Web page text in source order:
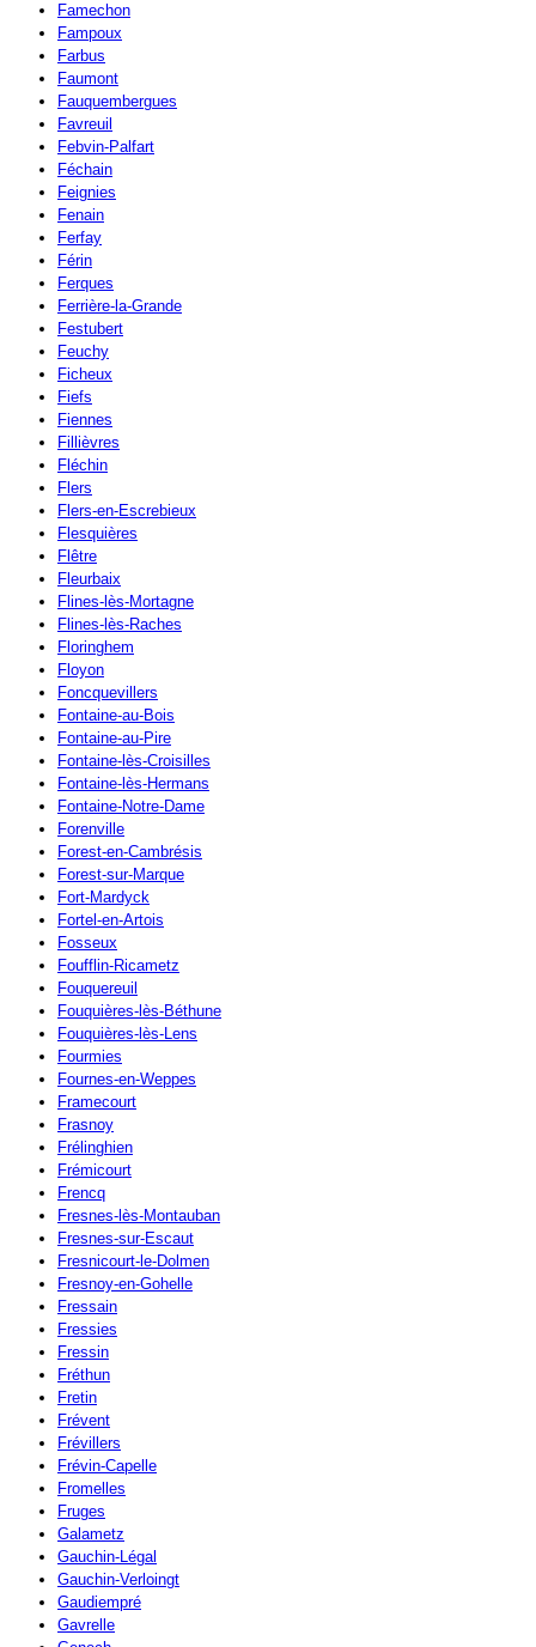
Famechon
Fampoux
Farbus
Faumont
Fauquembergues
Favreuil
Febvin-Palfart
Féchain
Feignies
Fenain
Ferfay
Férin
Ferques
Ferrière-la-Grande
Festubert
Feuchy
Ficheux
Fiefs
Fiennes
Fillièvres
Fléchin
Flers
Flers-en-Escrebieux
Flesquières
Flêtre
Fleurbaix
Flines-lès-Mortagne
Flines-lès-Raches
Floringhem
Floyon
Foncquevillers
Fontaine-au-Bois
Fontaine-au-Pire
Fontaine-lès-Croisilles
Fontaine-lès-Hermans
Fontaine-Notre-Dame
Forenville
Forest-en-Cambrésis
Forest-sur-Marque
Fort-Mardyck
Fortel-en-Artois
Fosseux
Foufflin-Ricametz
Fouquereuil
Fouquières-lès-Béthune
Fouquières-lès-Lens
Fourmies
Fournes-en-Weppes
Framecourt
Frasnoy
Frélinghien
Frémicourt
Frencq
Fresnes-lès-Montauban
Fresnes-sur-Escaut
Fresnicourt-le-Dolmen
Fresnoy-en-Gohelle
Fressain
Fressies
Fressin
Fréthun
Fretin
Frévent
Frévillers
Frévin-Capelle
Fromelles
Fruges
Galametz
Gauchin-Légal
Gauchin-Verloingt
Gaudiempré
Gavrelle